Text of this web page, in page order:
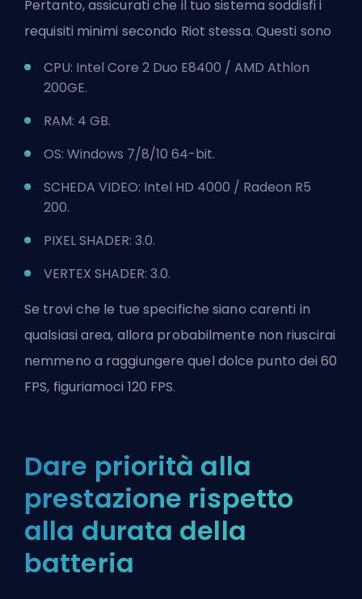
Pertanto, assicurati che il tuo sistema soddisfi i
requisiti minimi secondo Riot stessa. Questi sono
CPU: Intel Core 2 Duo E8400 / AMD Athlon
200GE.
RAM: 4 GB.
OS: Windows 7/8/10 64-bit.
SCHEDA VIDEO: Intel HD 4000 / Radeon R5
200.
PIXEL SHADER: 3.0.
VERTEX SHADER: 3.0.
Se trovi che le tue specifiche siano carenti in
qualsiasi area, allora probabilmente non riuscirai
nemmeno a raggiungere quel dolce punto dei 60
FPS, figuriamoci 120 FPS.
Dare priorità alla
prestazione rispetto
alla durata della
batteria